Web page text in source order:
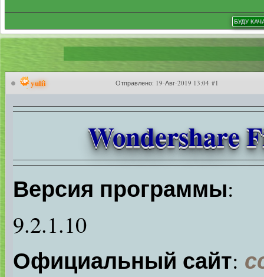
yulii Отправлено: 19-Авг-2019 13:04 #1
Wondershare
Версия программы:
9.2.1.10
Официальный сайт: